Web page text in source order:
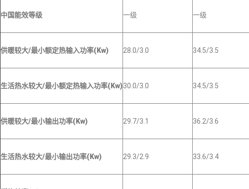
中国能效等级 一级 一级
供暖较大/最小额定热输入功率(Kw) 28.0/3.0 34.5/3.5
生活热水较大/最小额定热输入功率(Kw)30.0/3.0 34.5/3.5
供暖较大/最小输出功率(Kw) 29.7/3.1 36.2/3.6
生活热水较大/最小输出功率(Kw) 29.3/2.9 33.6/3.4